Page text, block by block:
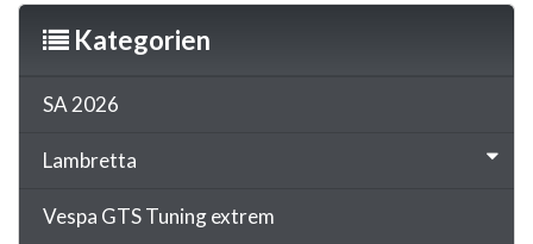
Kategorien
SA 2026
Lambretta
Vespa GTS Tuning extrem